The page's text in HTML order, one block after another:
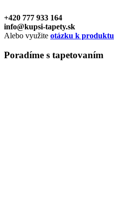
+420 777 933 164
info@kupsi-tapety.sk
Alebo využite otázku k produktu
Poradíme s tapetovaním